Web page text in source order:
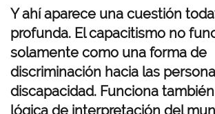
Y ahí aparece una cuestión
profunda. El capacitismo no
solamente como una forma de
discriminación hacia las
discapacidad. Funciona
lógica de interpretación del